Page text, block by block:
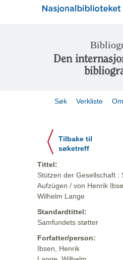
Den
Søk Verkliste
Tilbake til
søketreff
Tittel:
Stützen der Gesellschaft :
Aufzügen / von Henrik
Wilhelm Lange
Standardtittel:
Samfundets støtter
Forfatter/person:
Ibsen, Henrik